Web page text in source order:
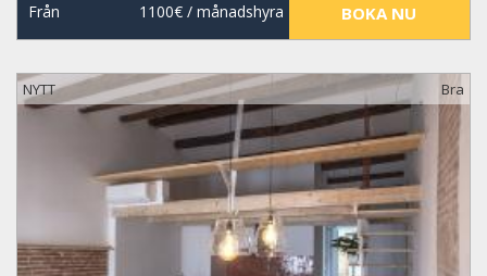
Från 1100€/ månadshyra BOKA NU
NYTT Bra